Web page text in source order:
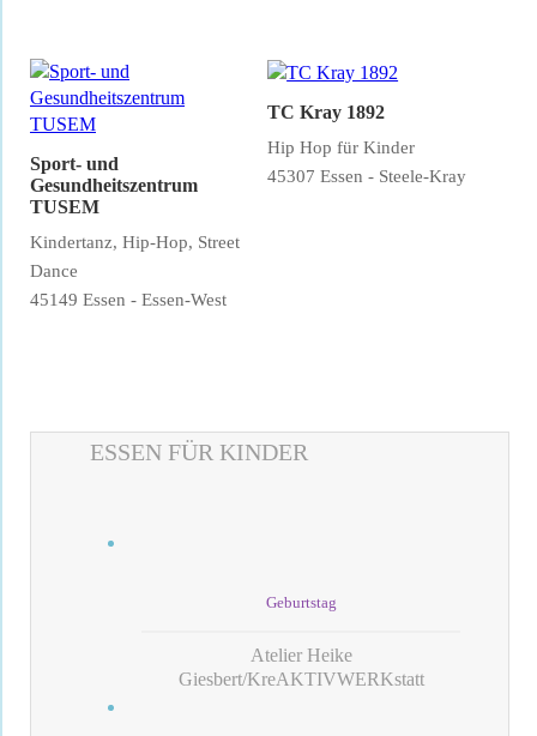
Sport- und
Gesundheitszentrum
TUSEM
Kindertanz, Hip-Hop, Street
Dance
45149 Essen - Essen-West
TC Kray 1892
Hip Hop für Kinder
45307 Essen - Steele-Kray
ESSEN FÜR KINDER
Geburtstag
Atelier Heike
Giesbert/KreAKTIVWERKstatt